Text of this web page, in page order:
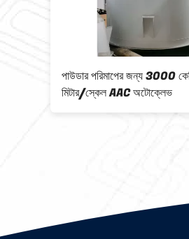
পাউডার পরিমাপের জন্য 3000 কেজি স্লারি
মিটার/স্কেল AAC অটোক্লেভ